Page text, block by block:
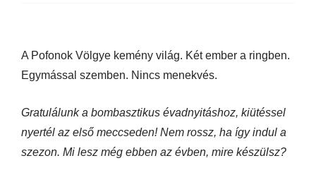
A Pofonok Völgye kemény világ. Két ember a ringben.
Egymással szemben. Nincs menekvés.
Gratulálunk a bombasztikus évadnyitáshoz, kiütéssel
nyertél az első meccseden! Nem rossz, ha így indul a
szezon. Mi lesz még ebben az évben, mire készülsz?